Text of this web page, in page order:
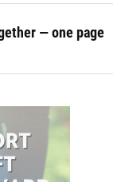
— one page